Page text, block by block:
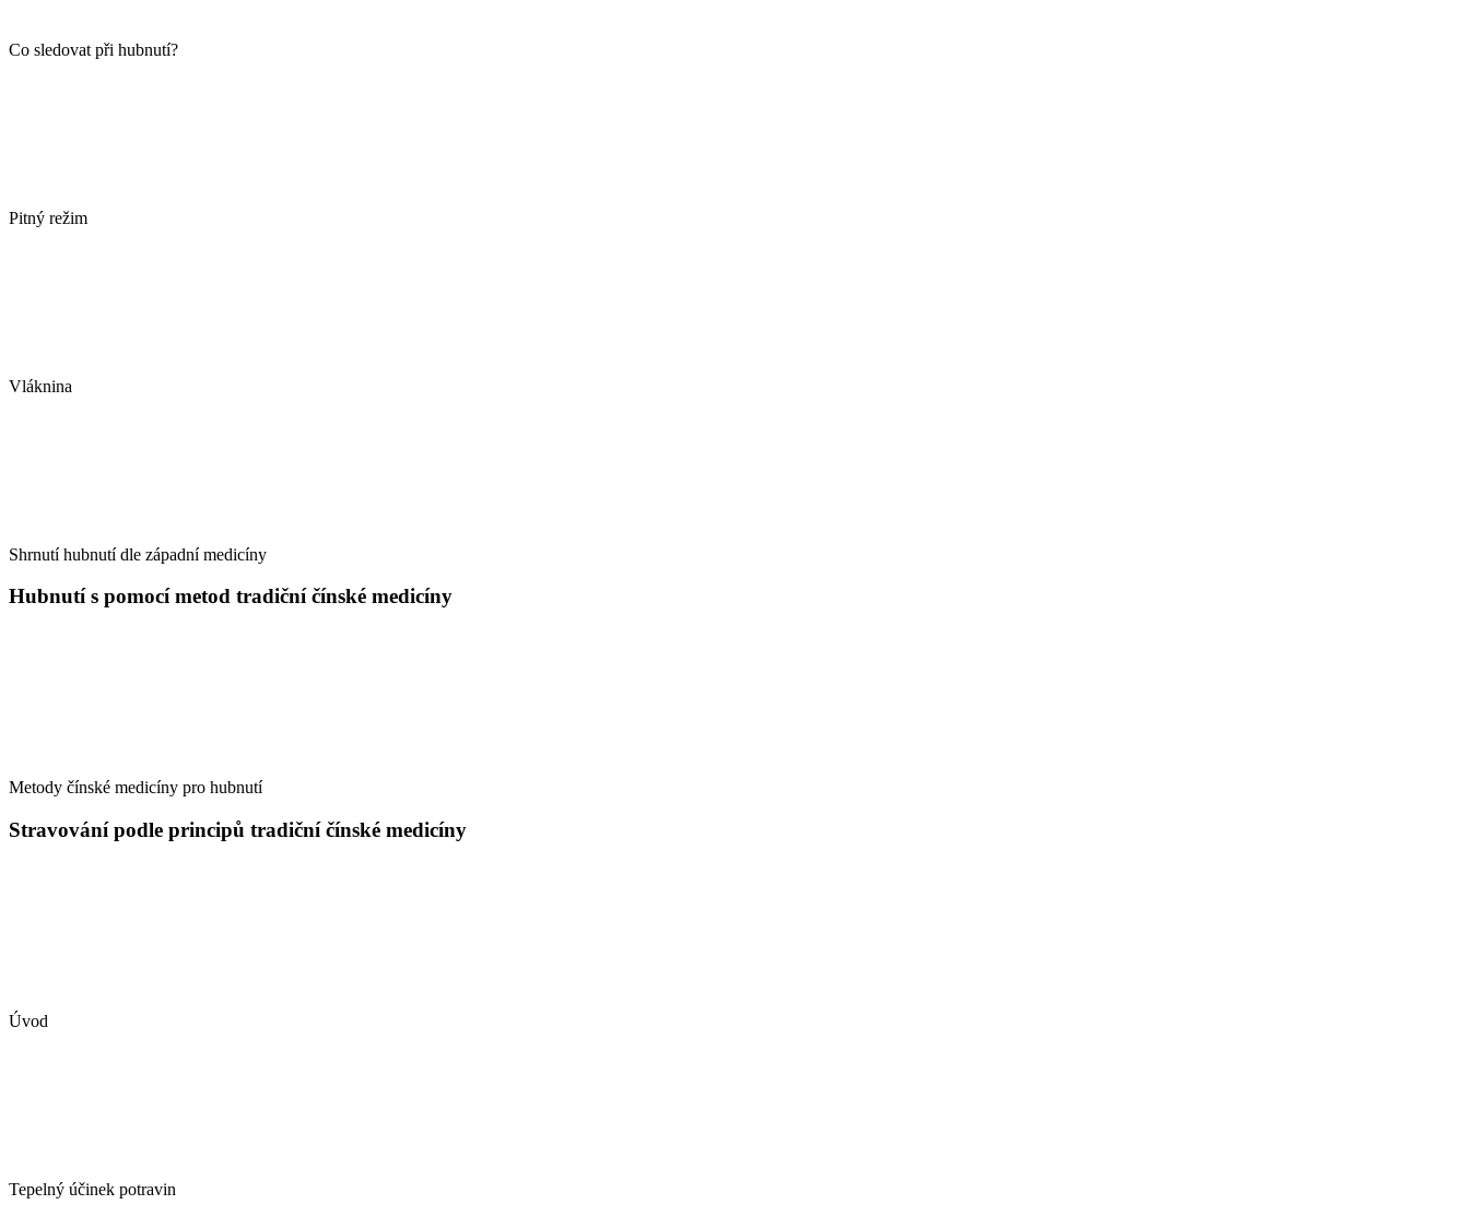
Co sledovat při hubnutí?
Pitný režim
Vláknina
Shrnutí hubnutí dle západní medicíny
Hubnutí s pomocí metod tradiční čínské medicíny
Metody čínské medicíny pro hubnutí
Stravování podle principů tradiční čínské medicíny
Úvod
Tepelný účinek potravin